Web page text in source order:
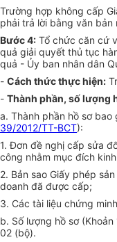
Trường hợp không cấp
phải trả lời bằng văn
Bước 4: Tổ chức căn cứ
quả giải quyết thủ tục
quả - Ủy ban nhân dân
- Cách thức thực hiện:
- Thành phần, số lượng
a. Thành phần hồ sơ
39/2012/TT-BCT):
1. Đơn đề nghị cấp sửa
công nhằm mục đích
2. Bản sao Giấy phép
doanh đã được cấp;
3. Các tài liệu chứng
b. Số lượng hồ sơ
02 (bộ).